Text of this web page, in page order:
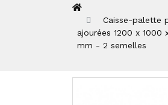
Caisse-palette
ajourées 1200 x 1000
mm - 2 semelles